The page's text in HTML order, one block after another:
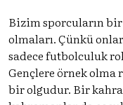
Bizim sporcuların
olmaları. Çünkü
sadece futbolculuk
Gençlere örnek olma
bir olgudur. Bir